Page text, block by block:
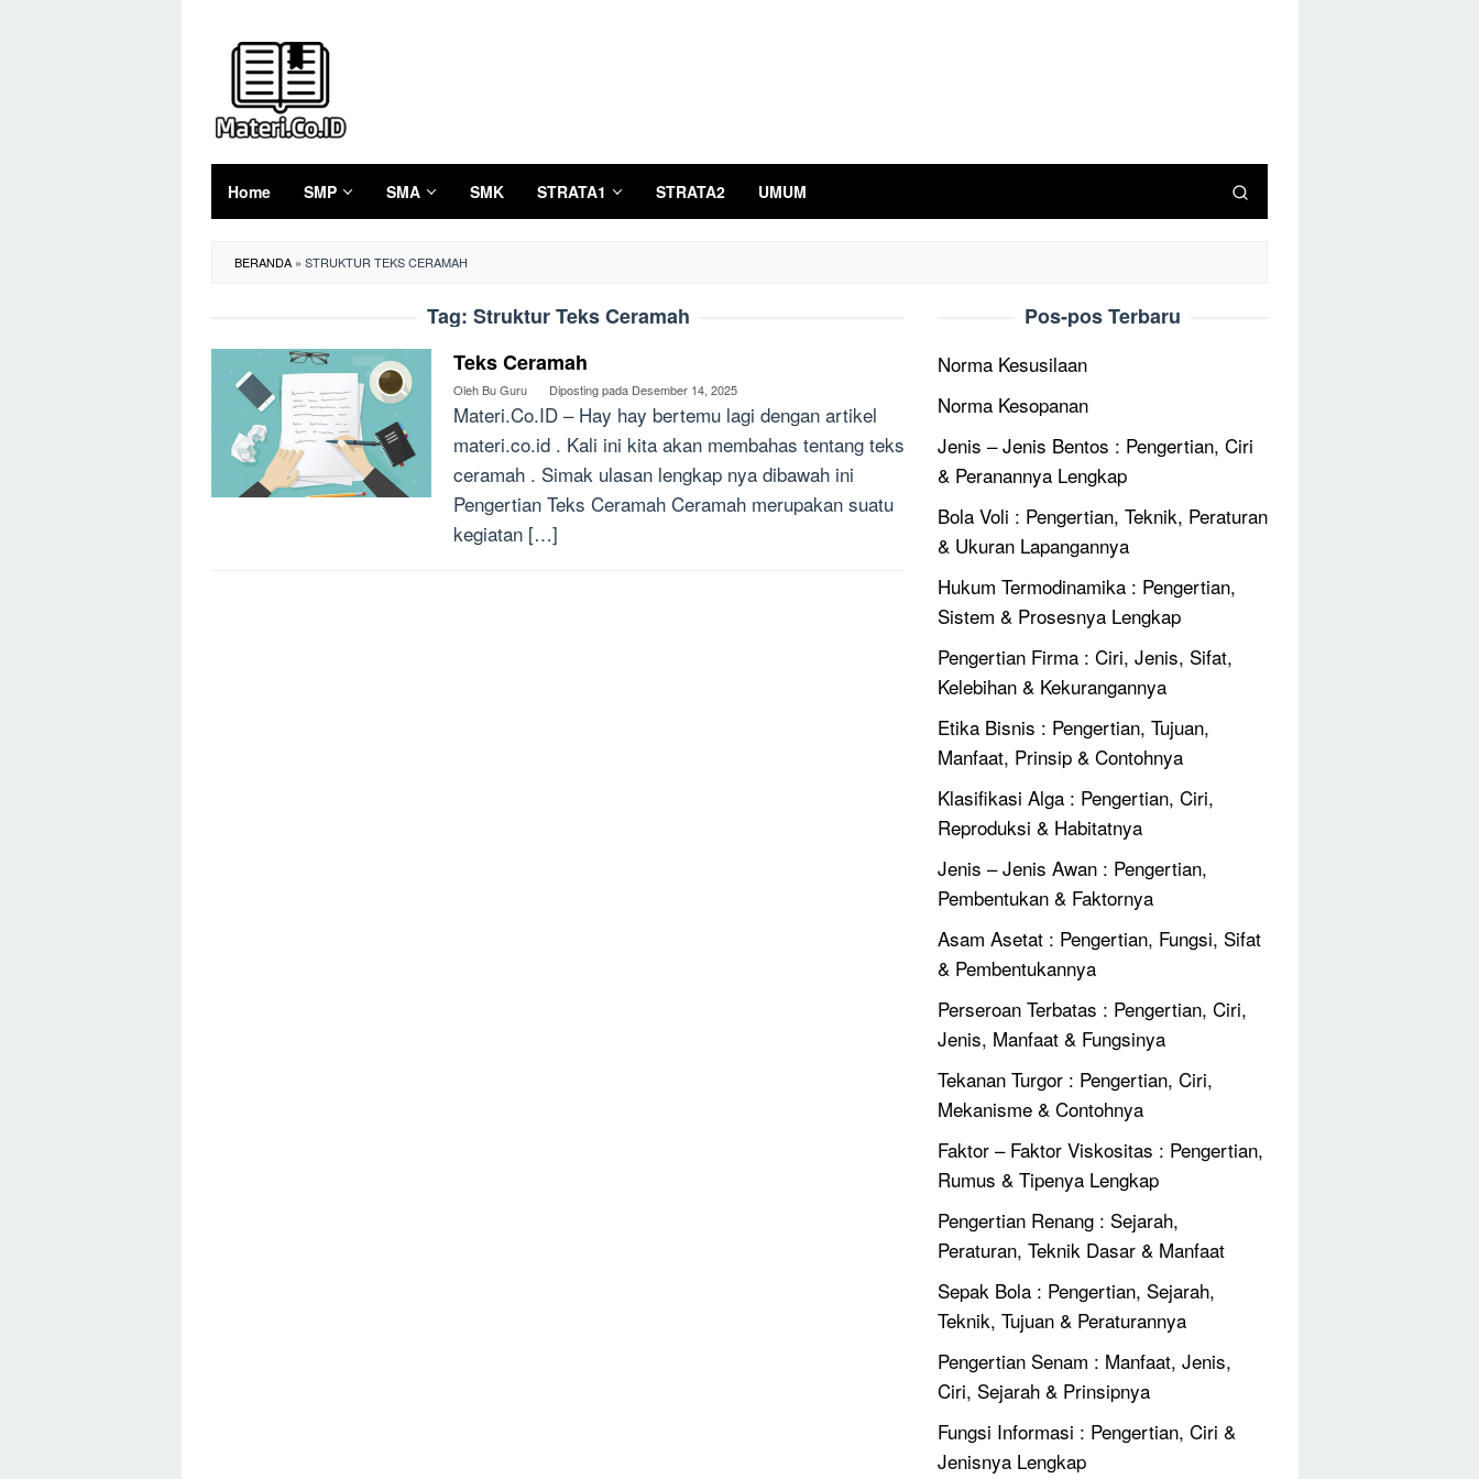
Home SMP SMA SMK STRATA1 STRATA2 UMUM
BERANDA » STRUKTUR TEKS CERAMAH
Tag: Struktur Teks Ceramah
Teks Ceramah
Oleh Bu Guru Diposting pada Desember 14, 2025
Materi.Co.ID – Hay hay bertemu lagi dengan artikel
materi.co.id . Kali ini kita akan membahas tentang teks
ceramah . Simak ulasan lengkap nya dibawah ini
Pengertian Teks Ceramah Ceramah merupakan suatu
kegiatan […]
Pos-pos Terbaru
Norma Kesusilaan
Norma Kesopanan
Jenis – Jenis Bentos : Pengertian, Ciri
& Peranannya Lengkap
Bola Voli : Pengertian, Teknik, Peraturan
& Ukuran Lapangannya
Hukum Termodinamika : Pengertian,
Sistem & Prosesnya Lengkap
Pengertian Firma : Ciri, Jenis, Sifat,
Kelebihan & Kekurangannya
Etika Bisnis : Pengertian, Tujuan,
Manfaat, Prinsip & Contohnya
Klasifikasi Alga : Pengertian, Ciri,
Reproduksi & Habitatnya
Jenis – Jenis Awan : Pengertian,
Pembentukan & Faktornya
Asam Asetat : Pengertian, Fungsi, Sifat
& Pembentukannya
Perseroan Terbatas : Pengertian, Ciri,
Jenis, Manfaat & Fungsinya
Tekanan Turgor : Pengertian, Ciri,
Mekanisme & Contohnya
Faktor – Faktor Viskositas : Pengertian,
Rumus & Tipenya Lengkap
Pengertian Renang : Sejarah,
Peraturan, Teknik Dasar & Manfaat
Sepak Bola : Pengertian, Sejarah,
Teknik, Tujuan & Peraturannya
Pengertian Senam : Manfaat, Jenis,
Ciri, Sejarah & Prinsipnya
Fungsi Informasi : Pengertian, Ciri &
Jenisnya Lengkap